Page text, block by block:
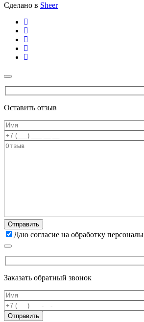
Сделано в Sheer
Оставить отзыв
Даю согласие на обработку
Заказать обратный звонок